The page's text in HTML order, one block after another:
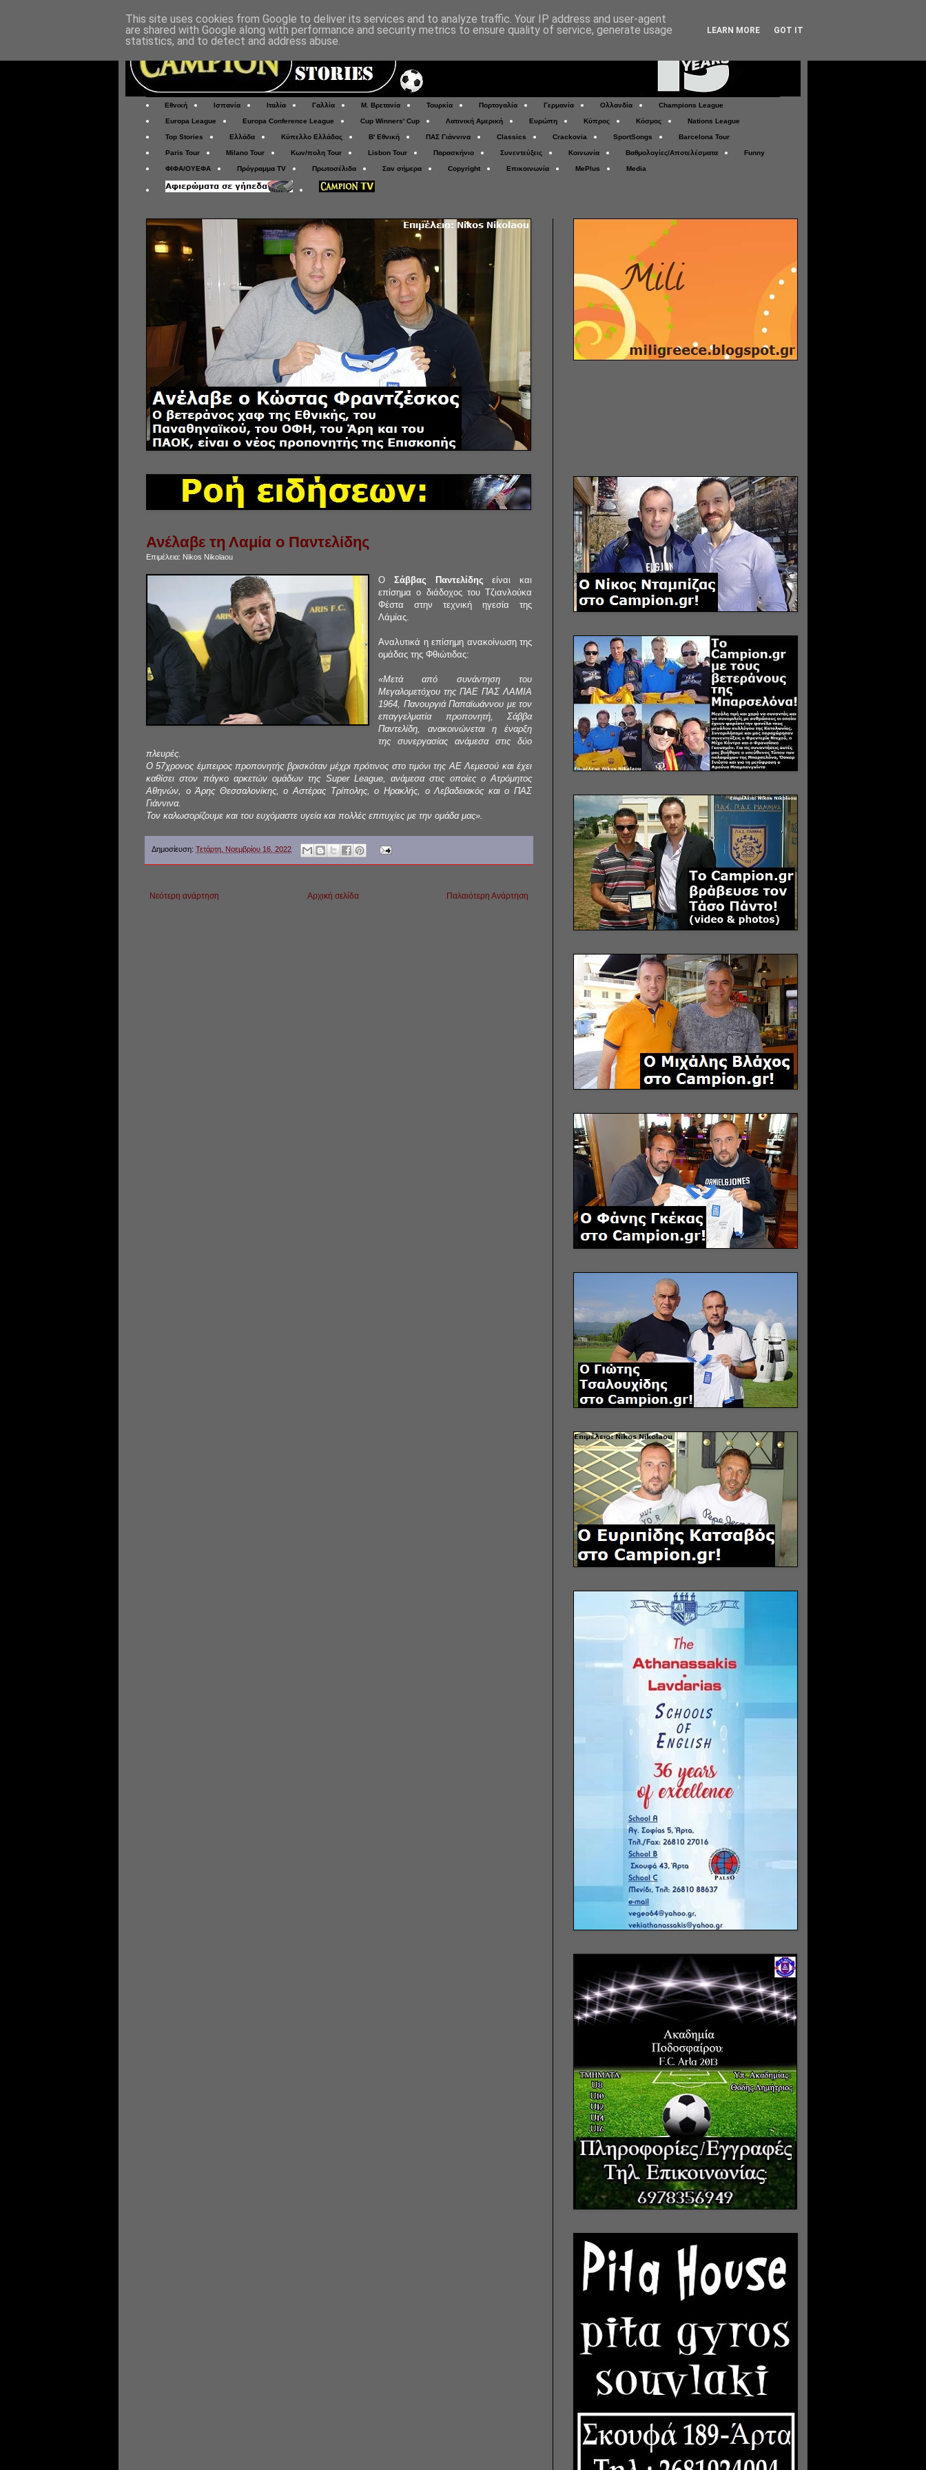
Εθνική Ισπανία Ιταλία Γαλλία Μ. Βρετανία Τουρκία Πορτογαλία Γερμανία Ολλανδία Champions League
Europa League Europa Conference League Cup Winners' Cup Λατινική Αμερική Ευρώπη Κύπρος Κόσμος Nations League
Top Stories Ελλάδα Κύπελλο Ελλάδος Β' Εθνική ΠΑΣ Γιάννινα Classics Crackovia SportSongs Barcelona Tour
Paris Tour Milano Tour Κων/πολη Tour Lisbon Tour Παρασκήνιο Συνεντεύξεις Κοινωνία Βαθμολογίες/Αποτελέσματα Funny
ΦΙΦΑ/ΟΥΕΦΑ Πρόγραμμα TV Πρωτοσέλιδα Σαν σήμερα Copyright Επικοινωνία MePlus Media
Ανέλαβε τη Λαμία ο Παντελίδης
Επιμέλεια: Nikos Nikolaou
Ο Σάββας Παντελίδηςείναι και
επίσημα ο διάδοχος του Τζιανλούκα
Φέστα στην τεχνική ηγεσία της
Λάμίας.
Αναλυτικά η επίσημη ανακοίνωση της
ομάδας της Φθιώτιδας:
«Μετά από συνάντηση του
Μεγαλομετόχου της ΠΑΕ ΠΑΣ ΛΑΜΙΑ
1964, Πανουργιά Παπαϊωάννου με τον
επαγγελματία προπονητή, Σάββα
Παντελίδη, ανακοινώνεται η έναρξη
της συνεργασίας ανάμεσα στις δύο
πλευρές.
Ο 57χρονος έμπειρος προπονητής βρισκόταν μέχρι πρότινος στο τιμόνι της ΑΕ Λεμεσού και έχει
καθίσει στον πάγκο αρκετών ομάδων της Super League, ανάμεσα στις οποίες ο Ατρόμητος
Αθηνών, ο Άρης Θεσσαλονίκης, ο Αστέρας Τρίπολης, ο Ηρακλής, ο Λεβαδειακός και ο ΠΑΣ
Γιάννινα.
Τον καλωσορίζουμε και του ευχόμαστε υγεία και πολλές επιτυχίες με την ομάδα μας».
Δημοσίευση: Τετάρτη, Νοεμβρίου 16, 2022
Νεότερη ανάρτηση Παλαιότερη Ανάρτηση
Αρχική σελίδα
This site uses cookies from Google to deliver its services and to analyze traffic. Your IP address and user-agent
are shared with Google along with performance and security metrics to ensure quality of service, generate usage
statistics, and to detect and address abuse.
LEARN MORE GOT IT